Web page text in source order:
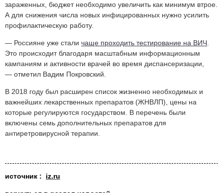
зараженных, бюджет необходимо увеличить как минимум втрое.
А для снижения числа новых инфицированных нужно усилить
профилактическую работу.
— Россияне уже стали чаще проходить тестирование на ВИЧ
Это происходит благодаря масштабным информационным
кампаниям и активности врачей во время диспансеризации,
— отметил Вадим Покровский.
В 2018 году был расширен список жизненно необходимых и
важнейших лекарственных препаратов (ЖНВЛП), цены на
которые регулируются государством. В перечень были
включены семь дополнительных препаратов для
антиретровирусной терапии.
источник : iz.ru